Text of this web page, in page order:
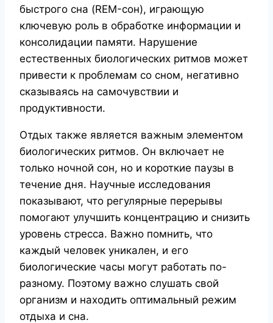
быстрого сна (REM-сон), играющую
ключевую роль в обработке информации и
консолидации памяти. Нарушение
естественных биологических ритмов может
привести к проблемам со сном, негативно
сказываясь на самочувствии и
продуктивности.
Отдых также является важным элементом
биологических ритмов. Он включает не
только ночной сон, но и короткие паузы в
течение дня. Научные исследования
показывают, что регулярные перерывы
помогают улучшить концентрацию и снизить
уровень стресса. Важно помнить, что
каждый человек уникален, и его
биологические часы могут работать по-
разному. Поэтому важно слушать свой
организм и находить оптимальный режим
отдыха и сна.